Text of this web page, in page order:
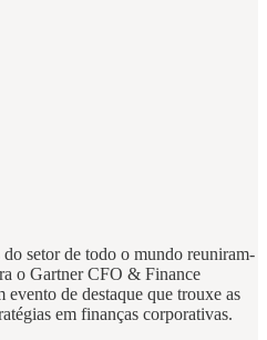
setor de todo o mundo reuniram-
o Gartner CFO & Finance
de destaque que trouxe as
em finanças corporativas.